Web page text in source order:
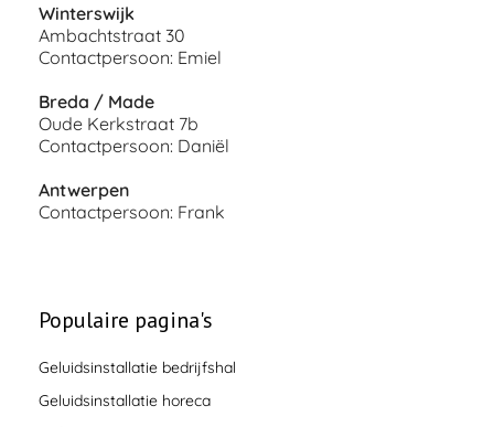
Winterswijk
Ambachtstraat 30
Contactpersoon: Emiel
Breda / Made
Oude Kerkstraat 7b
Contactpersoon: Daniël
Antwerpen
Contactpersoon: Frank
Populaire pagina's
Geluidsinstallatie bedrijfshal
Geluidsinstallatie horeca